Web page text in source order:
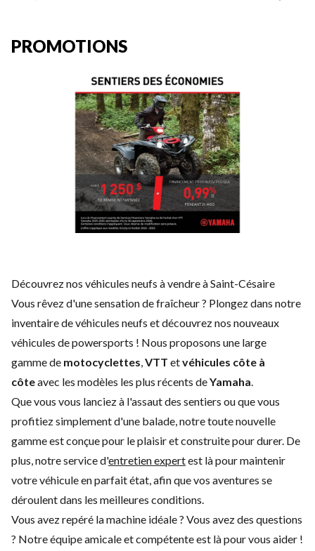
PROMOTIONS
Découvrez nos véhicules neufs à vendre à Saint-Césaire
Vous rêvez d'une sensation de fraîcheur ? Plongez dans notre
inventaire de véhicules neufs et découvrez nos nouveaux
véhicules de powersports ! Nous proposons une large
gamme de motocyclettes,VTT etvéhicules côte à
côteavec les modèles les plus récents deYamaha.
Que vous vous lanciez à l'assaut des sentiers ou que vous
profitiez simplement d'une balade, notre toute nouvelle
gamme est conçue pour le plaisir et construite pour durer. De
plus, notre service d'entretien expertest là pour maintenir
votre véhicule en parfait état, afin que vos aventures se
déroulent dans les meilleures conditions.
Vous avez repéré la machine idéale ? Vous avez des questions
? Notre équipe amicale et compétente est là pour vous aider !